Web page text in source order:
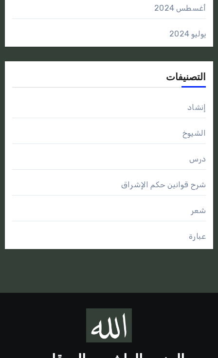
أغسطس 2024
يوليو 2024
التصنيفات
إنشاد
الشيوخ
درس
شرح قوانين حكم الإشراق
شعر
عبارة